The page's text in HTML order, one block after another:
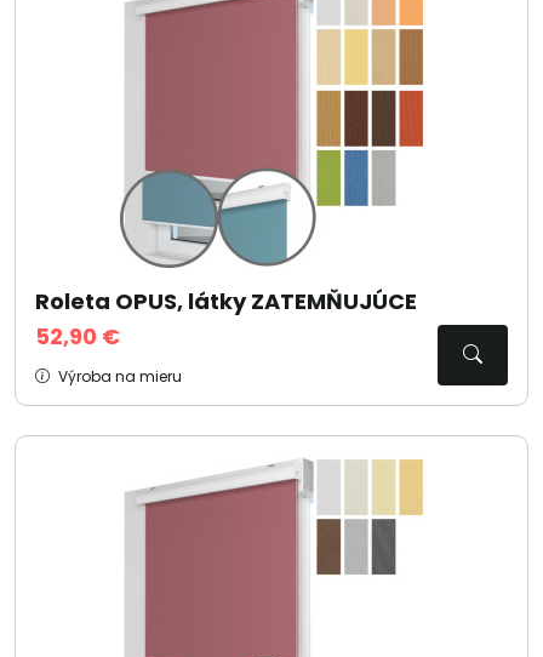
Roleta OPUS, látky ZATEMŇUJÚCE
52,90 €
Výroba na mieru